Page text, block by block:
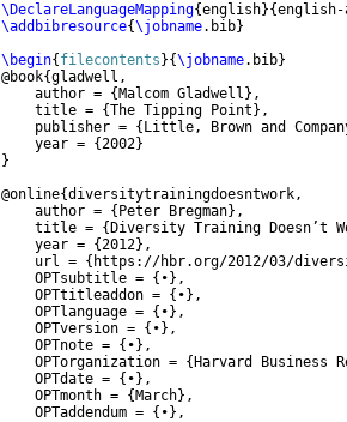
\DeclareLanguageMapping{english}{english-
\addbibresource{\jobname.bib}
\begin{ filecontents }{\jobname.bib}
@book{gladwell,
    author =
{ Malcom Gladwell } ,
    title =
{The Tipping Point } ,
    publisher =
{ Little, Brown and
    year =
{2002}
}
@online{diversitytrainingdoesntwork,
    author =
{ Peter Bregman} ,
    title =
{ Diversity Training Doesn’t
    year =
{2012} ,
    url =
{ https://hbr.org/2012/03/
    OPTsubtitle =
{ • } ,
    OPTtitleaddon =
{ • } ,
    OPTlanguage =
{ • } ,
    OPTversion =
{ • } ,
    OPTnote =
{ • } ,
    OPTorganization =
{ Harvard Business
    OPTdate =
{ • } ,
    OPTmonth =
{ March} ,
    OPTaddendum =
{ • } ,